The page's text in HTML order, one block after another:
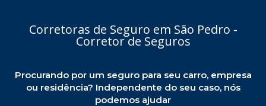
Corretoras de Seguro em São Pedro -
Corretor de Seguros
Procurando por um seguro para seu carro, empresa
ou residência? Independente do seu caso, nós
podemos ajudar